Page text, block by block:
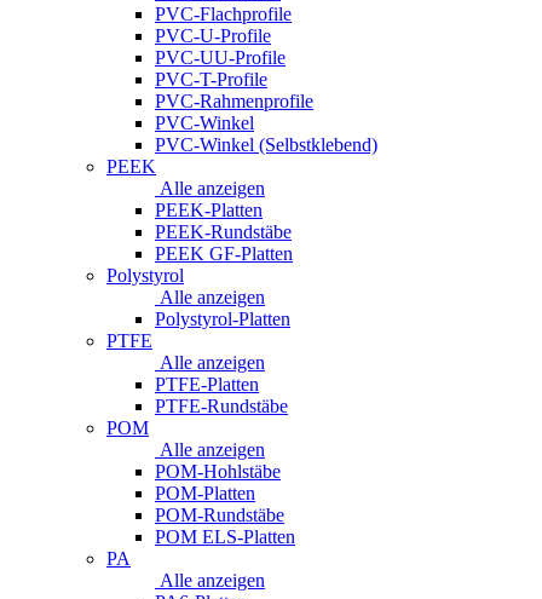
PVC-Flachprofile
PVC-U-Profile
PVC-UU-Profile
PVC-T-Profile
PVC-Rahmenprofile
PVC-Winkel
PVC-Winkel (Selbstklebend)
PEEK
Alle anzeigen
PEEK-Platten
PEEK-Rundstäbe
PEEK GF-Platten
Polystyrol
Alle anzeigen
Polystyrol-Platten
PTFE
Alle anzeigen
PTFE-Platten
PTFE-Rundstäbe
POM
Alle anzeigen
POM-Hohlstäbe
POM-Platten
POM-Rundstäbe
POM ELS-Platten
PA
Alle anzeigen